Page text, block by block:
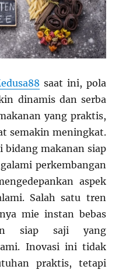
saat ini, pola
dinamis dan serba
yang praktis,
semakin meningkat.
bidang makanan siap
perkembangan
aspek
Salah satu tren
mie instan bebas
siap saji yang
Inovasi ini tidak
praktis, tetapi